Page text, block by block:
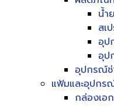
น้ำ
สเ
อุป
อุป
อุปกรณ์ช่
แฟ้มและอุปกร
กล่องเอ